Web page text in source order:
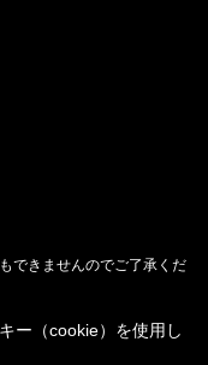
できませんのでご了承くだ
ー（cookie）を使用し